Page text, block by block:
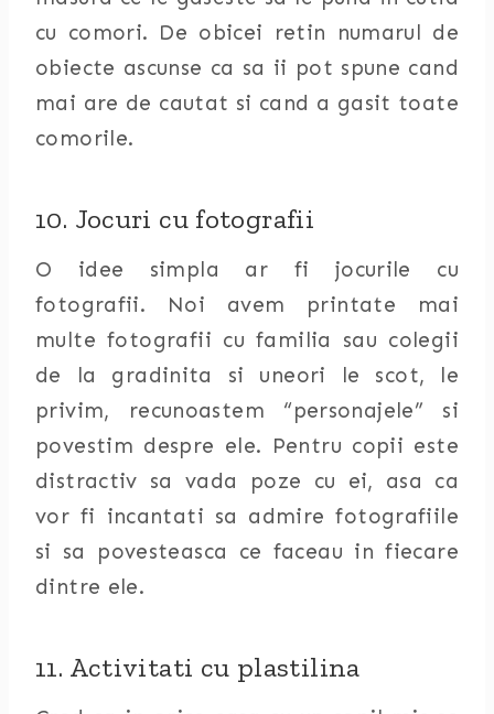
cu comori. De obicei retin numarul de
obiecte ascunse ca sa ii pot spune cand
mai are de cautat si cand a gasit toate
comorile.
10. Jocuri cu fotografii
O idee simpla ar fi jocurile cu
fotografii. Noi avem printate mai
multe fotografii cu familia sau colegii
de la gradinita si uneori le scot, le
privim, recunoastem “personajele” si
povestim despre ele. Pentru copii este
distractiv sa vada poze cu ei, asa ca
vor fi incantati sa admire fotografiile
si sa povesteasca ce faceau in fiecare
dintre ele.
11. Activitati cu plastilina